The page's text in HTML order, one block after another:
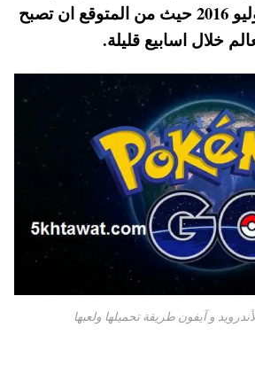
العالم خلال شهر يوليو 2016 حيث من المتوقع ان تصبح
خلال اسابيع قليلة.